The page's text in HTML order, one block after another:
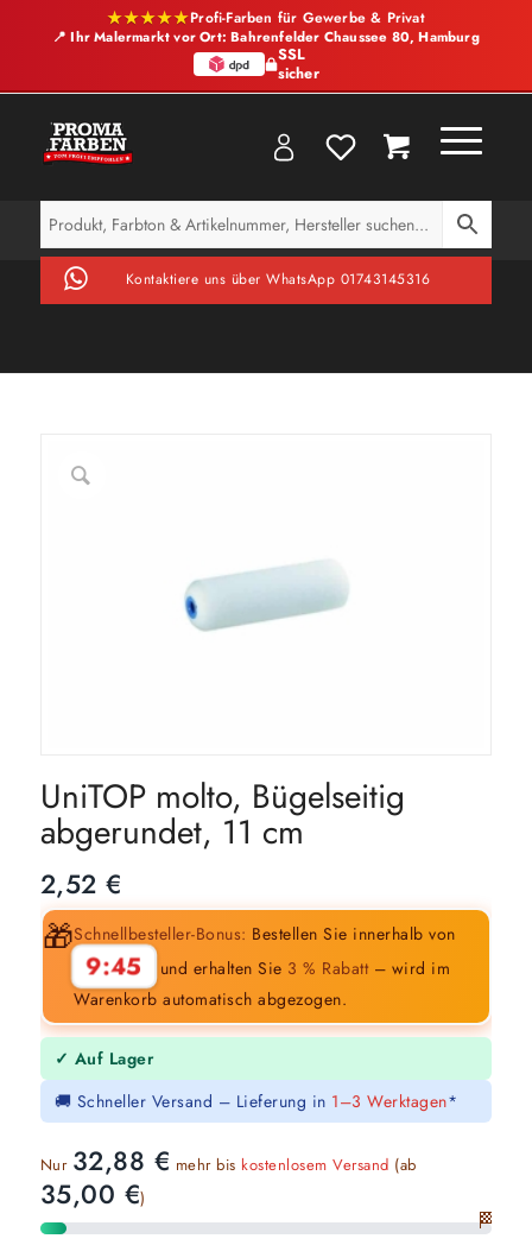
★★★★★Profi-Farben für Gewerbe & Privat
📍 Ihr Malermarkt vor Ort: Bahrenfelder Chaussee 80, Hamburg
SSL
sicher
Kontaktiere uns über WhatsApp 01743145316
UniTOP molto, Bügelseitig
abgerundet, 11 cm
2,52€
🎁Schnellbesteller-Bonus: Bestellen Sie innerhalb von
9:44 und erhalten Sie 3 % Rabatt– wird im
Warenkorb automatisch abgezogen.
✓ Auf Lager
🚚 Schneller Versand – Lieferung in 1–3 Werktagen*
Nur 32,88 € mehr bis kostenlosem Versand (ab
35,00 €)
🏁